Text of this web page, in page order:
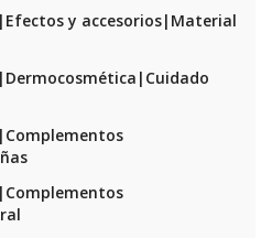
y accesorios|Material